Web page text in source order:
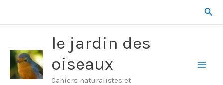
au
le jardin des
oiseaux
Cahiers naturalistes et